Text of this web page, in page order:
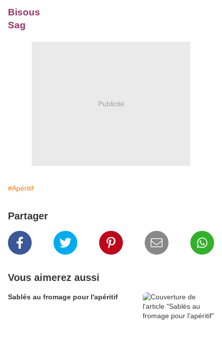
Bisous
Sag
Publicité
#Apéritif
Partager
Vous aimerez aussi
Sablés au fromage pour l'apéritif